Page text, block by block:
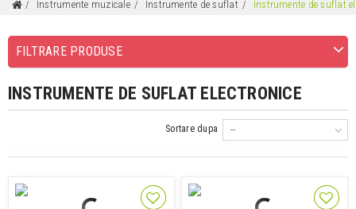
Instrumente muzicale Instrumente de suflat Instrumente de suflat
FILTRARE PRODUSE
INSTRUMENTE DE SUFLAT ELECTRONICE
Sortare dupa --